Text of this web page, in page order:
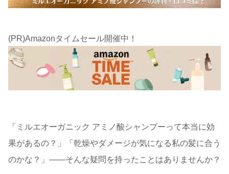
(PR)Amazonタイムセール開催中！
「ミルエオーガニック アミノ酸シャンプーって本当に効
果があるの？」「乾燥やダメージが気になる私の髪に合う
のかな？」——そんな疑問を持ったことはありませんか？